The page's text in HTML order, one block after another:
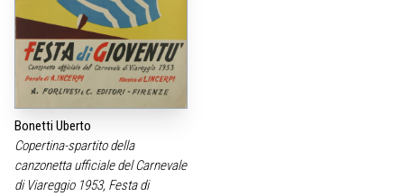
Bonetti Uberto
Copertina-spartito della
canzonetta ufficiale del Carnevale
di Viareggio 1953, Festa di